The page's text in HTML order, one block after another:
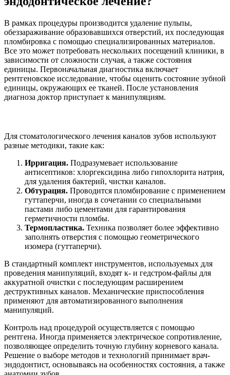
В рамках процедуры производится удаление пульпы,
обеззараживание образовавшихся отверстий, их последующая
пломбировка с помощью специализированных материалов.
Все это может потребовать нескольких посещений клиники, в
зависимости от сложности случая, а также состояния
единицы. Первоначальная диагностика включает
рентгеновское исследование, чтобы оценить состояние зубной
единицы, окружающих ее тканей. После установления
диагноза доктор приступает к манипуляциям.
Для стоматологического лечения каналов зубов используют
разные методики, такие как:
Ирригация. Подразумевает использование
антисептиков: хлоргексидина либо гипохлорита натрия,
для удаления бактерий, чистки каналов.
Обтурация. Проводится пломбирование с применением
гуттаперчи, иногда в сочетании со специальными
пастами либо цементами для гарантирования
герметичности пломбы.
Термопластика. Техника позволяет более эффективно
заполнять отверстия с помощью геометрического
изомера (гуттаперчи).
В стандартный комплект инструментов, используемых для
проведения манипуляций, входят к- и гедстром-файлы для
аккуратной очистки с последующим расширением
деструктивных каналов. Механические приспособления
применяют для автоматизированного выполнения
манипуляций.
Контроль над процедурой осуществляется с помощью
рентгена. Иногда применяется электрическое сопротивление,
позволяющее определить точную глубину корневого канала.
Решение о выборе методов и технологий принимает врач-
эндодонтист, основываясь на особенностях состояния, а также